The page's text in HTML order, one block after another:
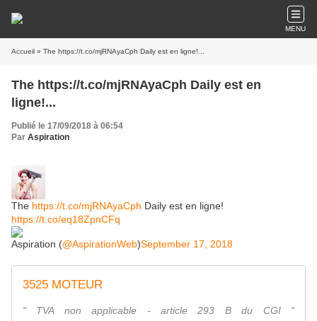
MENU
Accueil » The https://t.co/mjRNAyaCph Daily est en ligne!...
The https://t.co/mjRNAyaCph Daily est en
ligne!...
Publié le 17/09/2018 à 06:54
Par Aspiration
The https://t.co/mjRNAyaCph Daily est en ligne!
https://t.co/eq18ZpnCFq
Aspiration (@AspirationWeb)September 17, 2018
3525 MOTEUR
" TVA non applicable - article 293 B du CGI "